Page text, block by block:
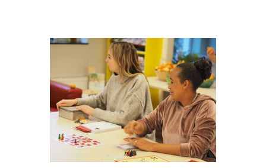
VRIJWILLIGERS & STAGIAIRES